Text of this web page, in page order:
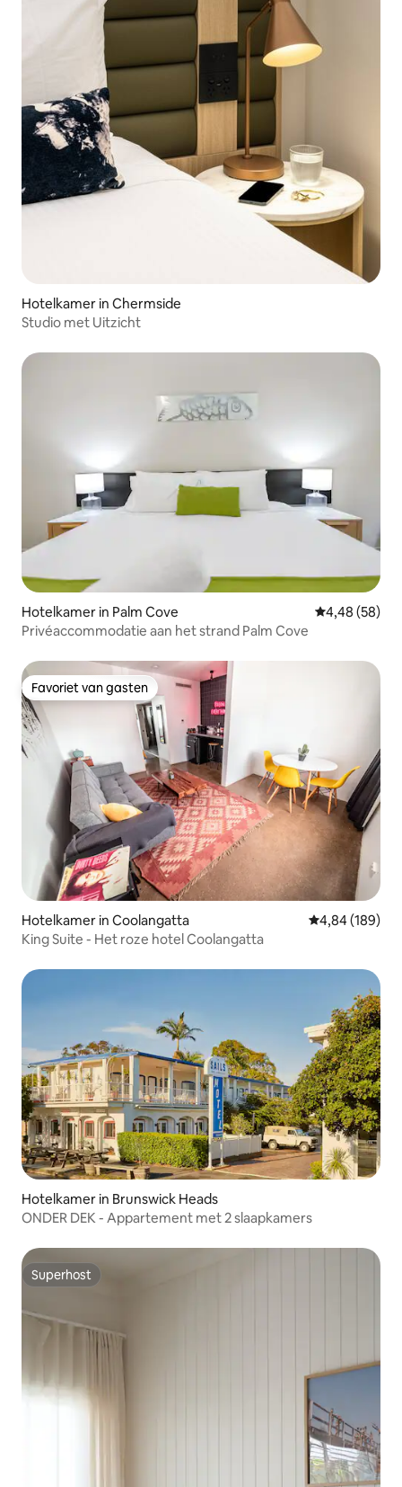
Hotelkamer in Chermside
Studio met Uitzicht
Hotelkamer in Palm Cove Gemiddelde
4,48 (58)
Privéaccommodatie aan het strand Palm Cove
Favoriet van gasten
Favoriet van gasten
Hotelkamer in Coolangatta Gemiddelde
4,84 (189)
King Suite - Het roze hotel Coolangatta
Hotelkamer in Brunswick Heads
ONDER DEK - Appartement met 2 slaapkamers
Superhost
Superhost